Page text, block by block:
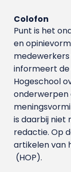
Colofon
Punt is het
en
medewerkers
informeert de
Hogeschool
onderwerpen
is daarbij niet
redactie. Op
artikelen van
(HOP).